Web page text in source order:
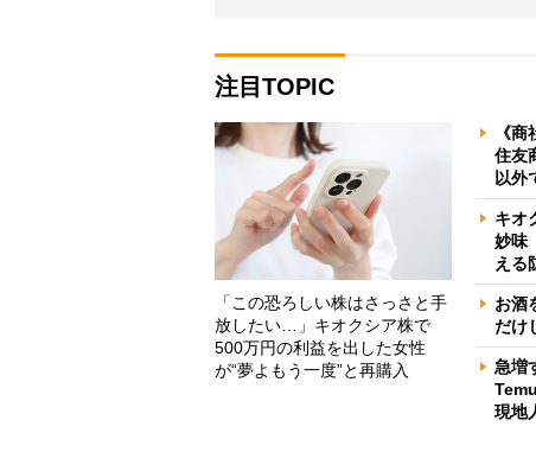
注目TOPIC
「この恐ろしい株はさっさと手
放したい…」キオクシア株で
500万円の利益を出した女性
が“夢よもう一度”と再購入
《
住友
以外
キオ
妙味
える
お酒
だけ
急増
現地